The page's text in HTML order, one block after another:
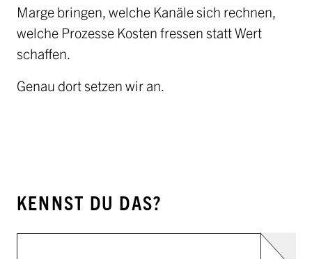
Marge bringen, welche Kanäle sich rechnen,
welche Prozesse Kosten fressen statt Wert
schaffen.
Genau dort setzen wir an.
KENNST DU DAS?